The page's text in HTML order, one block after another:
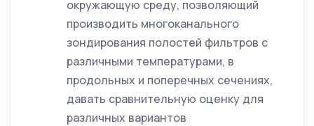
окружающую среду, позволяющий
производить многоканального
зондирования полостей фильтров с
различными температурами, в
продольных и поперечных сечениях,
давать сравнительную оценку для
различных вариантов